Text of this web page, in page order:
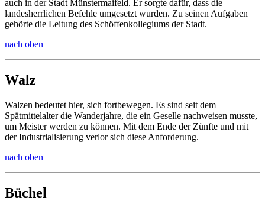
auch in der Stadt Münstermaifeld. Er sorgte dafür, dass die
landesherrlichen Befehle umgesetzt wurden. Zu seinen Aufgaben
gehörte die Leitung des Schöffenkollegiums der Stadt.
nach oben
Walz
Walzen bedeutet hier, sich fortbewegen. Es sind seit dem
Spätmittelalter die Wanderjahre, die ein Geselle nachweisen musste,
um Meister werden zu können. Mit dem Ende der Zünfte und mit
der Industrialisierung verlor sich diese Anforderung.
nach oben
Büchel